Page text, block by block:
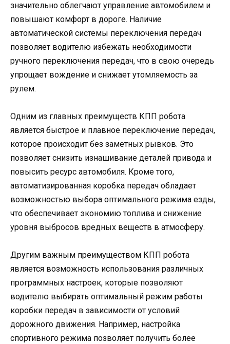
значительно облегчают управление автомобилем и
повышают комфорт в дороге. Наличие
автоматической системы переключения передач
позволяет водителю избежать необходимости
ручного переключения передач, что в свою очередь
упрощает вождение и снижает утомляемость за
рулем.
Одним из главных преимуществ КПП робота
является быстрое и плавное переключение передач,
которое происходит без заметных рывков. Это
позволяет снизить изнашивание деталей привода и
повысить ресурс автомобиля. Кроме того,
автоматизированная коробка передач обладает
возможностью выбора оптимального режима езды,
что обеспечивает экономию топлива и снижение
уровня выбросов вредных веществ в атмосферу.
Другим важным преимуществом КПП робота
является возможность использования различных
программных настроек, которые позволяют
водителю выбирать оптимальный режим работы
коробки передач в зависимости от условий
дорожного движения. Например, настройка
спортивного режима позволяет получить более